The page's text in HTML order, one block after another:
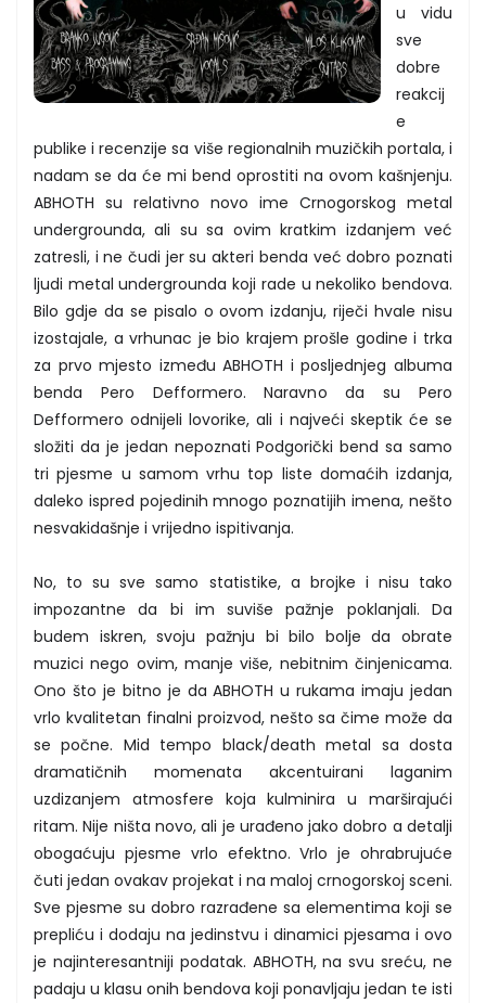
u vidu
sve
dobre
reakcij
e
publike i recenzije sa više regionalnih muzičkih portala, i
nadam se da će mi bend oprostiti na ovom kašnjenju.
ABHOTH su relativno novo ime Crnogorskog metal
undergrounda, ali su sa ovim kratkim izdanjem već
zatresli, i ne čudi jer su akteri benda već dobro poznati
ljudi metal undergrounda koji rade u nekoliko bendova.
Bilo gdje da se pisalo o ovom izdanju, riječi hvale nisu
izostajale, a vrhunac je bio krajem prošle godine i trka
za prvo mjesto između ABHOTH i posljednjeg albuma
benda Pero Defformero. Naravno da su Pero
Defformero odnijeli lovorike, ali i najveći skeptik će se
složiti da je jedan nepoznati Podgorički bend sa samo
tri pjesme u samom vrhu top liste domaćih izdanja,
daleko ispred pojedinih mnogo poznatijih imena, nešto
nesvakidašnje i vrijedno ispitivanja.
No, to su sve samo statistike, a brojke i nisu tako
impozantne da bi im suviše pažnje poklanjali. Da
budem iskren, svoju pažnju bi bilo bolje da obrate
muzici nego ovim, manje više, nebitnim činjenicama.
Ono što je bitno je da ABHOTH u rukama imaju jedan
vrlo kvalitetan finalni proizvod, nešto sa čime može da
se počne. Mid tempo black/death metal sa dosta
dramatičnih momenata akcentuirani laganim
uzdizanjem atmosfere koja kulminira u marširajući
ritam. Nije ništa novo, ali je urađeno jako dobro a detalji
obogaćuju pjesme vrlo efektno. Vrlo je ohrabrujuće
čuti jedan ovakav projekat i na maloj crnogorskoj sceni.
Sve pjesme su dobro razrađene sa elementima koji se
prepliću i dodaju na jedinstvu i dinamici pjesama i ovo
je najinteresantniji podatak. ABHOTH, na svu sreću, ne
padaju u klasu onih bendova koji ponavljaju jedan te isti